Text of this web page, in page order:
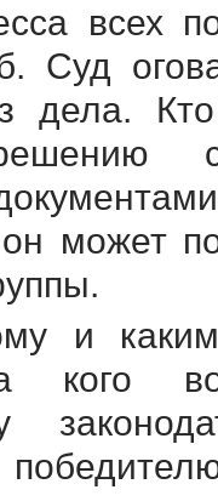
всех
Суд
дела. Кто
решению
может
и